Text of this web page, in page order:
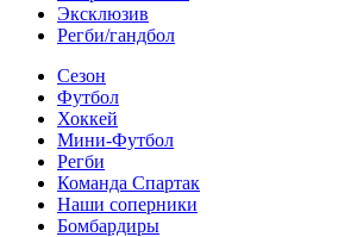
Эксклюзив
Регби/гандбол
Сезон
Футбол
Хоккей
Мини-Футбол
Регби
Команда Спартак
Наши соперники
Бомбардиры